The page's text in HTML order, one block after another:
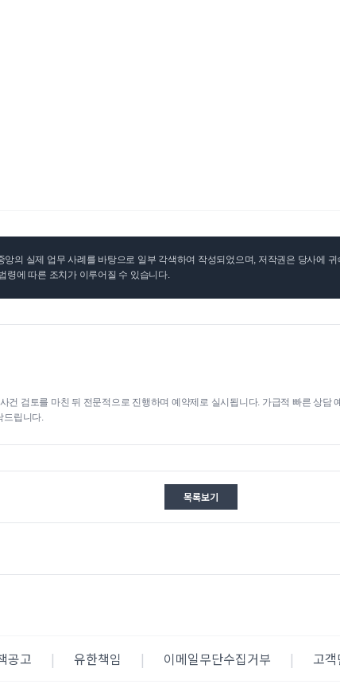
앙의 실제 업무 사례를 바탕으로 일부 각색하여 작성되었으며, 저작권은 당사에
령에 따른 조치가 이루어질 수 있습니다.
건 검토를 마친 뒤 전문적으로 진행하며 예약제로 실시됩니다. 가급적 빠른 상담
드립니다.
목록보기
공고 | 유한책임 | 이메일무단수집거부 | 고